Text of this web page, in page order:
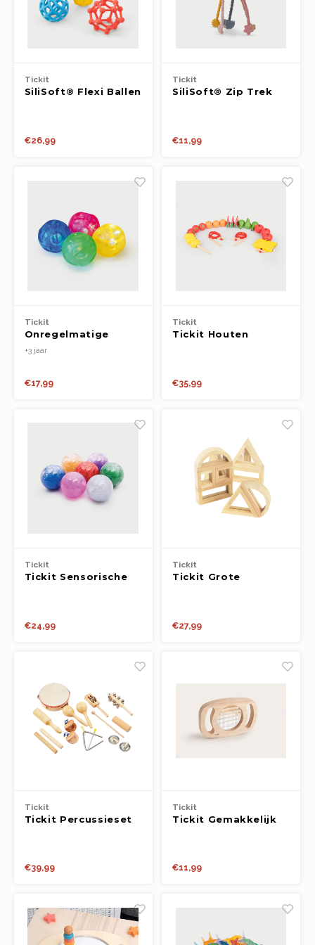
Tickit
SiliSoft® Flexi Ballen
€26,99
Tickit
SiliSoft® Zip Trek
€11,99
Tickit
Onregelmatige
Sensorische
+3 jaar
€17,99
Tickit
Tickit Houten
€35,99
Tickit
Tickit Sensorische
€24,99
Tickit
Tickit Grote
€27,99
Tickit
Tickit Percussieset
€39,99
Tickit
Tickit Gemakkelijk
€11,99